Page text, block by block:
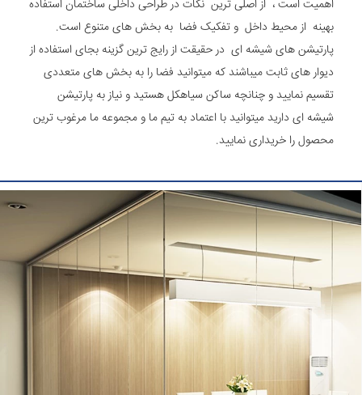
اهمیت است ، از اصلی ترین نکات در طراحی داخلی ساختمان استفاده
بهینه از محیط داخل و تفکیک فضا به بخش های متنوع است.
پارتیشن های شیشه ای در حقیقت از رایج ترین گزینه بجای استفاده از
دیوار های ثابت میباشند که میتوانید فضا را به بخش های متعددی
تقسیم نمایید و چنانچه ساکن سیاهکل هستید و نیاز به پارتیشن
شیشه ای دارید میتوانید با اعتماد به تیم ما و مجموعه ما مرغوب ترین
محصول را خریداری نمایید.